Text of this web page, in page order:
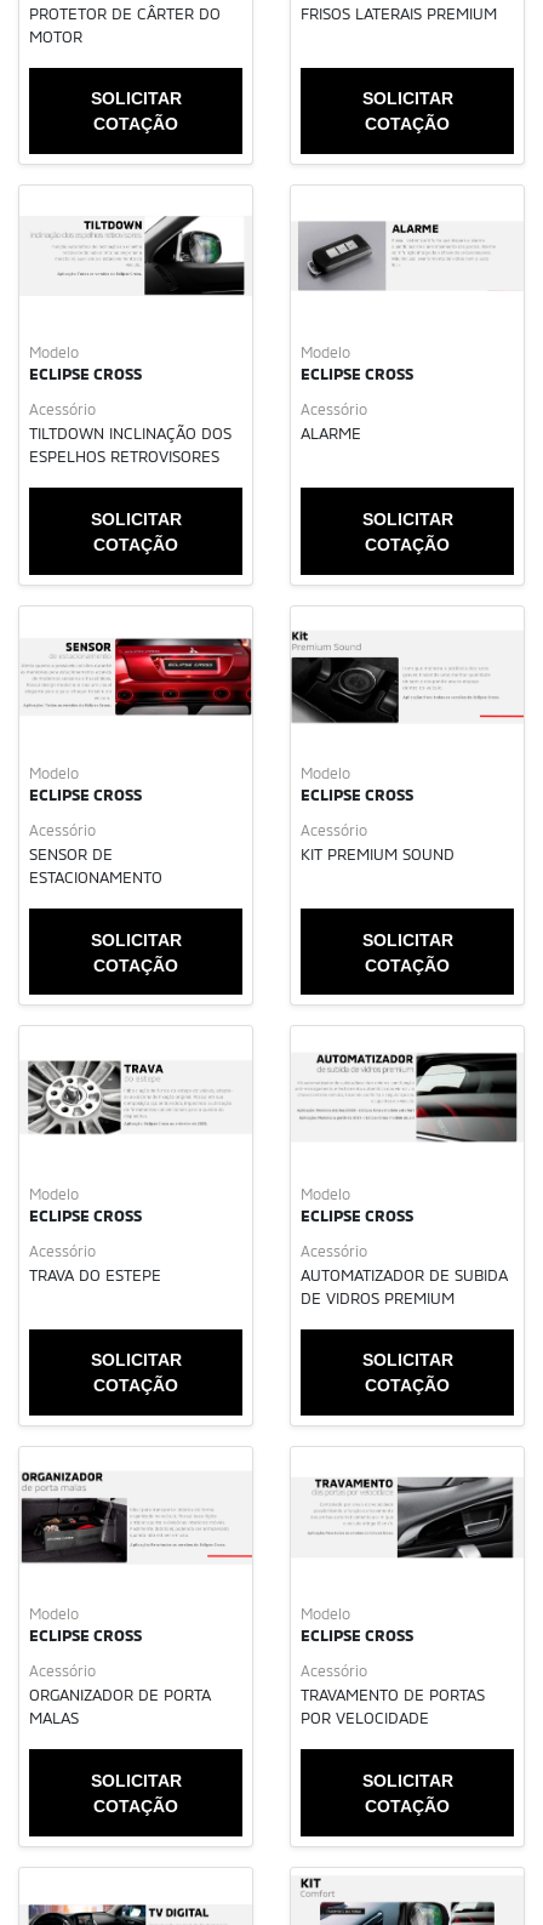
PROTETOR DE CÂRTER DO
MOTOR
SOLICITAR
COTAÇÃO
FRISOS LATERAIS PREMIUM
SOLICITAR
COTAÇÃO
Modelo
ECLIPSE CROSS
Acessório
TILTDOWN INCLINAÇÃO DOS
ESPELHOS RETROVISORES
SOLICITAR
COTAÇÃO
Modelo
ECLIPSE CROSS
Acessório
ALARME
SOLICITAR
COTAÇÃO
Modelo
ECLIPSE CROSS
Acessório
SENSOR DE
ESTACIONAMENTO
SOLICITAR
COTAÇÃO
Modelo
ECLIPSE CROSS
Acessório
KIT PREMIUM SOUND
SOLICITAR
COTAÇÃO
Modelo
ECLIPSE CROSS
Acessório
TRAVA DO ESTEPE
SOLICITAR
COTAÇÃO
Modelo
ECLIPSE CROSS
Acessório
AUTOMATIZADOR DE SUBIDA
DE VIDROS PREMIUM
SOLICITAR
COTAÇÃO
Modelo
ECLIPSE CROSS
Acessório
ORGANIZADOR DE PORTA
MALAS
SOLICITAR
COTAÇÃO
Modelo
ECLIPSE CROSS
Acessório
TRAVAMENTO DE PORTAS
POR VELOCIDADE
SOLICITAR
COTAÇÃO